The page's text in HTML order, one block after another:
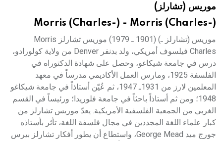
هيئة الموسوعة العربية تطلق موسوعات جديدة في عام 2026موريس (تشارلز)
Morris (Charles-) - Morris (Charles-)
موريس (تشارلز ـ) (1901 ـ 1979) موريس تشارلز Morris
Charles فيلسوف أمريكي، ولد بدنفر Denver من ولاية كولورادو،
درس في جامعة شيكاغو، وحصل على شهادة الدكتوراه في
الفلسفة 1925، ومارس العمل الأكاديمي مدرساً في معهد
المعلمين لارز من 1931ـ 1947، ثم عُيّن أستاذاً في جامعة شيكاغو
1948؛ ومن ثم أستاذاً باحثاً في جامعة فلوريدا؛ ورئيساً في القسم
الغربي من الجمعية الفلسفية الأمريكية. يعدّ موريس تشارلز من
كبار علماء اللغة المجددين في مجال فلسفة اللغة، تأثر بأستاذه
جورج ميد George Mead، واستطاع أن يطور أفكار تشارلز بيرس